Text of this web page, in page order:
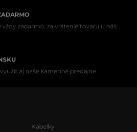
vždy zadarmo, za vrátenie tovaru u nás
aj naše kamenné predajne.
Kabelky